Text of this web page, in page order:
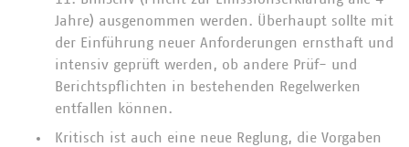
Jahre) ausgenommen werden. Überhaupt sollte mit
der Einführung neuer Anforderungen ernsthaft und
intensiv geprüft werden, ob andere Prüf- und
Berichtspflichten in bestehenden Regelwerken
entfallen können.
Kritisch ist auch eine neue Reglung, die Vorgaben